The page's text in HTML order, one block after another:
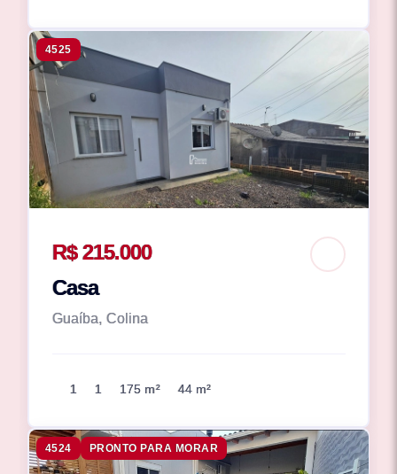
4525
R$ 215.000
Casa
Guaíba, Colina
1 1 175 m² 44 m²
4524 PRONTO PARA MORAR